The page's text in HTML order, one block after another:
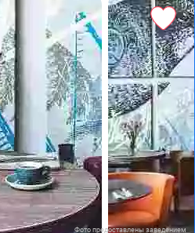
Фото предоставлены заведением